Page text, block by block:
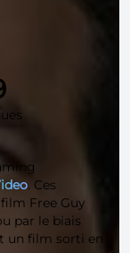
. Ces
Free Guy
par le biais
un film sorti en